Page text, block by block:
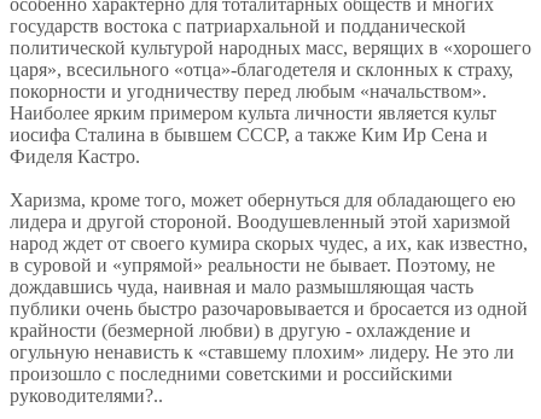
особенно характерно для тоталитарных обществ и многих
государств востока с патриархальной и подданической
политической культурой народных масс, верящих в «хорошего
царя», всесильного «отца»-благодетеля и склонных к страху,
покорности и угодничеству перед любым «начальством».
Наиболее ярким примером культа личности является культ
иосифа Сталина в бывшем СССР, а также Ким Ир Сена и
Фиделя Кастро.
Харизма, кроме того, может обернуться для обладающего ею
лидера и другой стороной. Воодушевленный этой харизмой
народ ждет от своего кумира скорых чудес, а их, как известно,
в суровой и «упрямой» реальности не бывает. Поэтому, не
дождавшись чуда, наивная и мало размышляющая часть
публики очень быстро разочаровывается и бросается из одной
крайности (безмерной любви) в другую - охлаждение и
огульную ненависть к «ставшему плохим» лидеру. Не это ли
произошло с последними советскими и российскими
руководителями?..